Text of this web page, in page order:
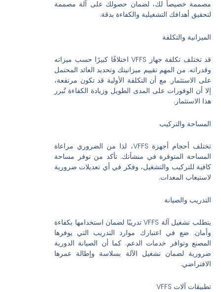
مصممة خصيصاً لك، لضمان حصولك على آلة مصممة
لتحقيق أهدافك التشغيلية والكفاءة بدقة.
الميزانية والتكلفة
قد تختلف تكلفة جهاز VFFS اختلافًا كبيرًا حسب ميزاته
وقدراته. من المهم تقييم ميزانيتك وتحديد العائد المحتمل
على الاستثمار. مع أن التكلفة الأولية قد تكون مرتفعة،
إلا أن الوفورات على المدى الطويل وزيادة الكفاءة تُبرر
هذا الاستثمار.
المساحة والتركيب
تختلف أحجام أجهزة VFFS، لذا من الضروري مراعاة
المساحة المتوفرة في منشأتك. تأكد من توفر مساحة
كافية للتركيب والتشغيل، وفكر في أي تعديلات ضرورية
لاستيعاب المعدات.
التدريب والصيانة
يتطلب تشغيل آلة VFFS تدريبًا لضمان استخدامها بكفاءة
وأمان. ضع في اعتبارك موارد التدريب التي يوفرها
المصنع وتوافر خدمات الدعم. كما أن الصيانة الدورية
ضرورية لضمان تشغيل الآلة بسلاسة وإطالة عمرها
الافتراضي.
تطبيقات آلات VFFS